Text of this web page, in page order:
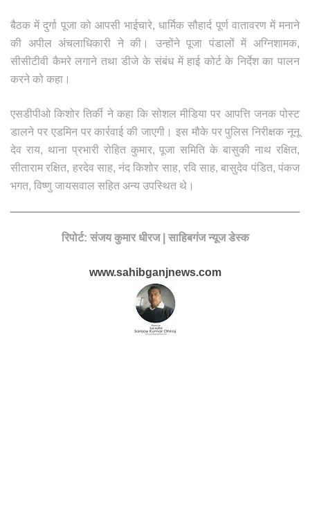
बैठक में दुर्गा पूजा को आपसी भाईचारे, धार्मिक सौहार्द पूर्ण वातावरण में मनाने
की अपील अंचलाधिकारी ने की। उन्होंने पूजा पंडालों में अग्निशामक,
सीसीटीवी कैमरे लगाने तथा डीजे के संबंध में हाई कोर्ट के निर्देश का पालन
करने को कहा।
एसडीपीओ किशोर तिर्की ने कहा कि सोशल मीडिया पर आपत्ति जनक पोस्ट
डालने पर एडमिन पर कार्रवाई की जाएगी। इस मौके पर पुलिस निरीक्षक नूनू
देव राय, थाना प्रभारी रोहित कुमार, पूजा समिति के बासुकी नाथ रक्षित,
सीताराम रक्षित, हरदेव साह, नंद किशोर साह, रवि साह, बासुदेव पंडित, पंकज
भगत, विष्णु जायसवाल सहित अन्य उपस्थित थे।
रिपोर्ट: संजय कुमार धीरज | साहिबगंज न्यूज डेस्क
www.sahibganjnews.com